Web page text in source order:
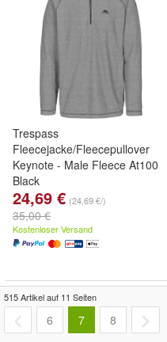
Trespass
Fleecejacke/Fleecepullover
Keynote - Male Fleece At100
Black
24,69 € (24,69 €/)
35,00 €
Kostenloser Versand
515 Artikel auf 11 Seiten
6 7 8